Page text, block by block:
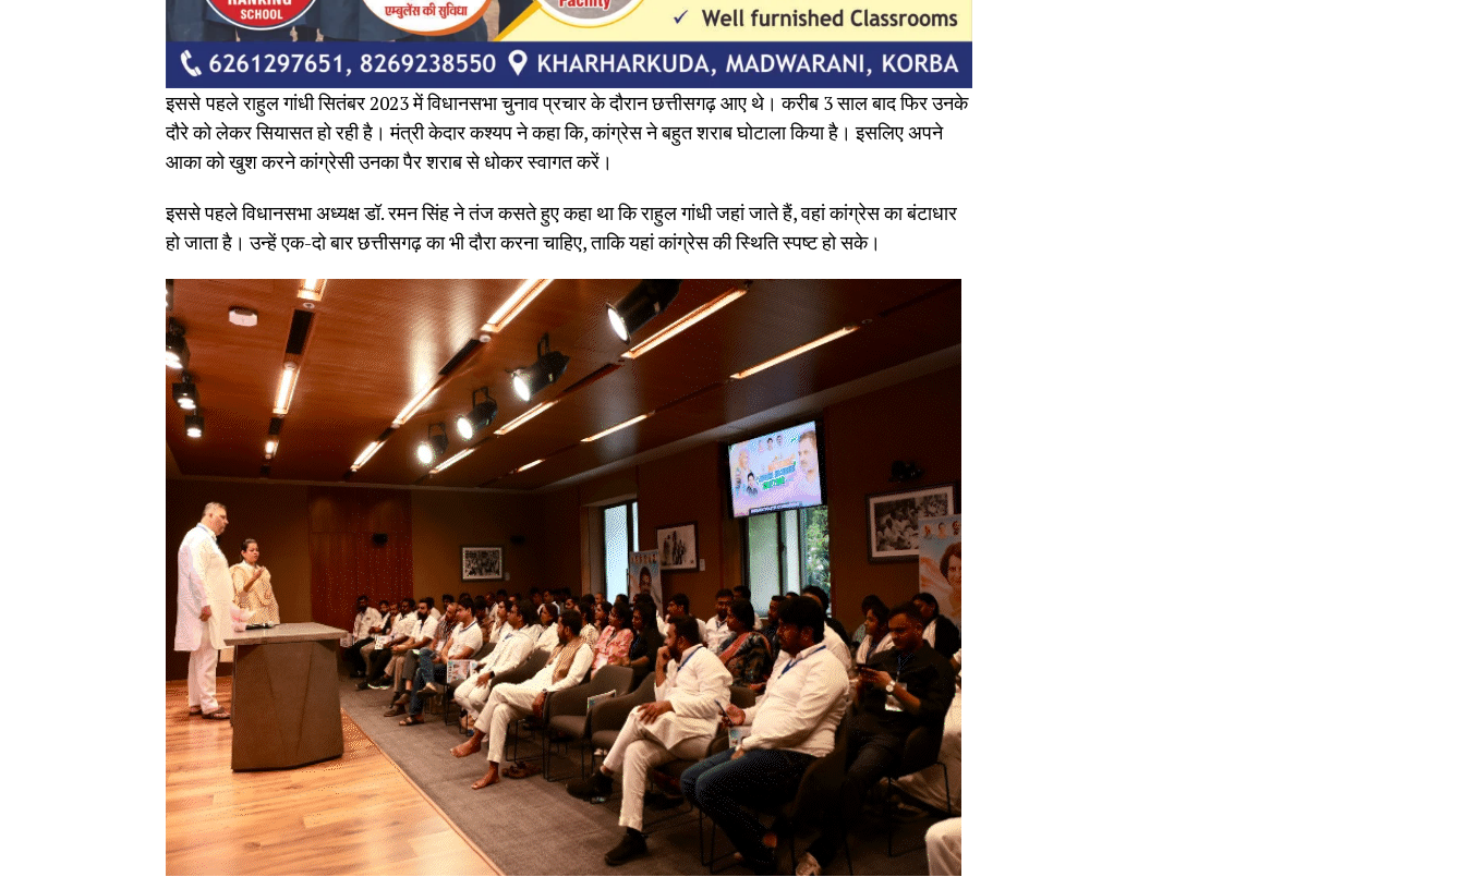
इससे पहले राहुल गांधी सितंबर 2023 में विधानसभा चुनाव प्रचार के दौरान छत्तीसगढ़ आए थे। करीब 3 साल बाद फिर उनके
दौरे को लेकर सियासत हो रही है। मंत्री केदार कश्यप ने कहा कि, कांग्रेस ने बहुत शराब घोटाला किया है। इसलिए अपने
आका को खुश करने कांग्रेसी उनका पैर शराब से धोकर स्वागत करें।
इससे पहले विधानसभा अध्यक्ष डॉ. रमन सिंह ने तंज कसते हुए कहा था कि राहुल गांधी जहां जाते हैं, वहां कांग्रेस का बंटाधार
हो जाता है। उन्हें एक-दो बार छत्तीसगढ़ का भी दौरा करना चाहिए, ताकि यहां कांग्रेस की स्थिति स्पष्ट हो सके।